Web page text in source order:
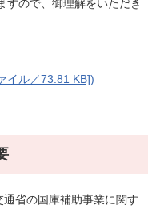
すので、御理解をいただき
イル／73.81 KB])
省の国庫補助事業に関す